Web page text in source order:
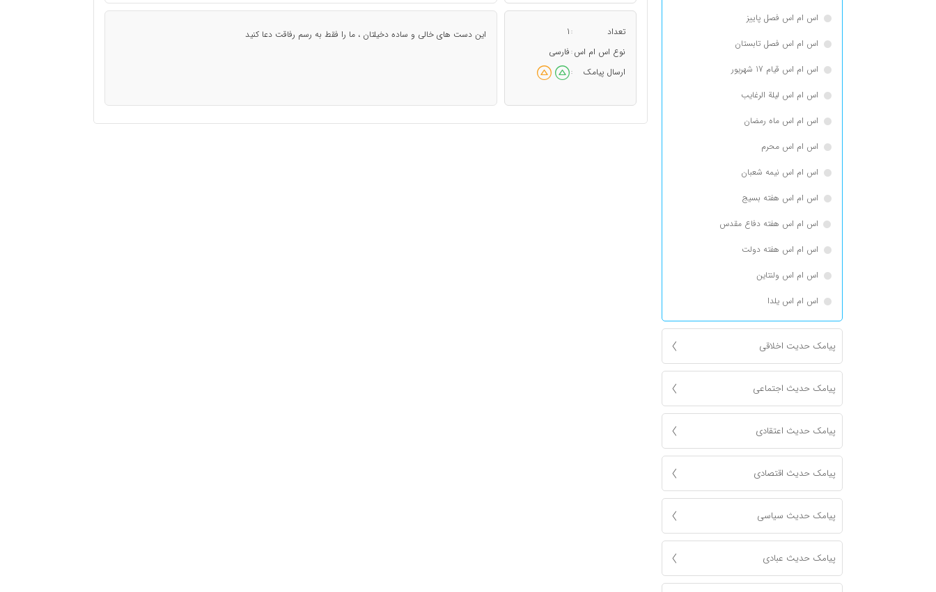
اس ام اس فصل پاییز
اس ام اس فصل تابستان
اس ام اس قیام 17 شهریور
اس ام اس لیلة الرغایب
اس ام اس ماه رمضان
اس ام اس محرم
اس ام اس نیمه شعبان
اس ام اس هفته بسیج
اس ام اس هفته دفاع مقدس
اس ام اس هفته دولت
اس ام اس ولنتاین
اس ام اس یلدا
پیامک حدیت اخلاقی
پیامک حدیث اجتماعی
پیامک حدیث اعتقادی
پیامک حدیث اقتصادی
پیامک حدیث سیاسی
پیامک حدیث عبادی
تعداد :
1
نوع اس ام اس : فارسی
ارسال پیامک
:
این دست های خالی و ساده دخیلتان ، ما را فقط به رسم رفاقت دعا کنید